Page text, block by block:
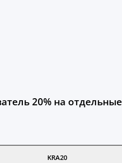
20% на отдельные
KRA20